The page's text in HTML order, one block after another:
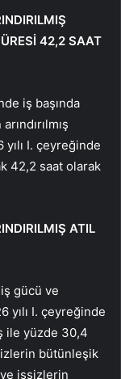
42,2 SAAT
iş başında
I. çeyreğinde
42,2 saat olarak
ATIL
gücü ve
yılı I. çeyreğinde
ile yüzde 30,4
bütünleşik
işsizlerin